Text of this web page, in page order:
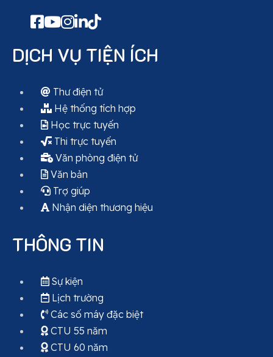
DỊCH VỤ TIỆN ÍCH
Thư điện tử
Hệ thống tích hợp
Học trực tuyến
Thi trực tuyến
Văn phòng điện tử
Văn bản
Trợ giúp
Nhận diện thương hiệu
THÔNG TIN
Sự kiện
Lịch trường
Các số máy đặc biệt
CTU 55 năm
CTU 60 năm